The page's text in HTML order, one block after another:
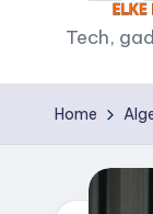
D
r
a
Tech,
Home